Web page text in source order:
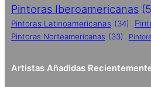
Pintoras Iberoamericanas
Pintoras Latinoamericanas (34)
Pintoras Norteamericanas (33)
Artistas Añadidas